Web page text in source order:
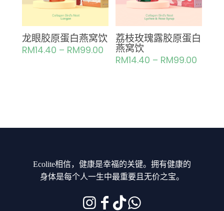
龙眼胶原蛋白燕窝饮
RM14.40 – RM99.00
荔枝玫瑰露胶原蛋白
燕窝饮
RM14.40 – RM99.00
Ecolite相信，健康是幸福的关键。拥有健康的
身体是每个人一生中最重要且无价之宝。